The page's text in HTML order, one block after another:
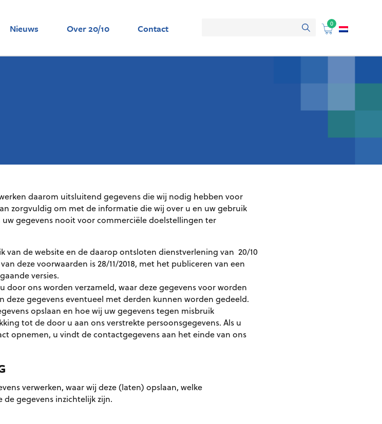
Nieuws Over 20/10 Contact 0
daarom uitsluitend gegevens die wij nodig hebben voor
zorgvuldig om met de informatie die wij over u en uw gebruik
gegevens nooit voor commerciële doelstellingen ter
van de website en de daarop ontsloten dienstverlening van 20/10
deze voorwaarden is 28/11/2018, met het publiceren van een
versies.
door ons worden verzameld, waar deze gegevens voor worden
gegevens eventueel met derden kunnen worden gedeeld.
opslaan en hoe wij uw gegevens tegen misbruik
tot de door u aan ons verstrekte persoonsgegevens. Als u
opnemen, u vindt de contactgegevens aan het einde van ons
verwerken, waar wij deze (laten) opslaan, welke
gegevens inzichtelijk zijn.